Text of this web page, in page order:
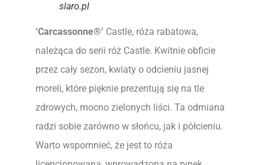
slaro.pl
‘Carcassonne®’ Castle, róża rabatowa,
należąca do serii róż Castle. Kwitnie obficie
przez cały sezon, kwiaty o odcieniu jasnej
moreli, które pięknie prezentują się na tle
zdrowych, mocno zielonych liści. Ta odmiana
radzi sobie zarówno w słońcu, jak i półcieniu.
Warto wspomnieć, że jest to róża